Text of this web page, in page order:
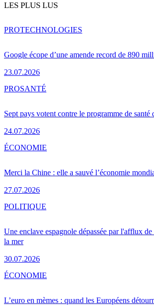
LES PLUS LUS
Google écope d’une amende record de 890
23.07.2026
PROTECHNOLOGIES
Sept pays votent contre le programme de santé
24.07.2026
PROSANTÉ
Merci la Chine : elle a sauvé l’économie
27.07.2026
ÉCONOMIE
Une enclave espagnole dépassée par l'afflux
la mer
30.07.2026
POLITIQUE
L’euro en mèmes : quand les Européens
ÉCONOMIE